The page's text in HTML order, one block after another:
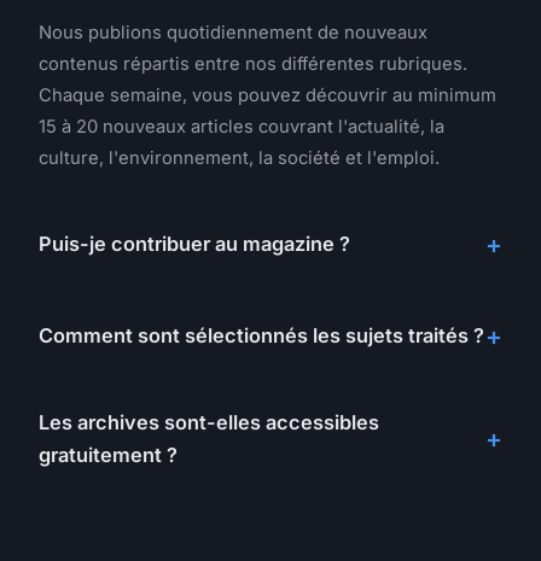
Nous publions quotidiennement de nouveaux
contenus répartis entre nos différentes rubriques.
Chaque semaine, vous pouvez découvrir au minimum
15 à 20 nouveaux articles couvrant l'actualité, la
culture, l'environnement, la société et l'emploi.
Puis-je contribuer au magazine ?
Comment sont sélectionnés les sujets traités ?
Les archives sont-elles accessibles
gratuitement ?